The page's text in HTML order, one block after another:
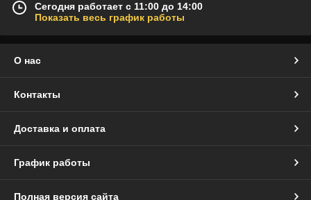
Сегодня работает с 11:00 до 14:00
Показать весь график работы
О нас
Контакты
Доставка и оплата
График работы
Полная версия сайта